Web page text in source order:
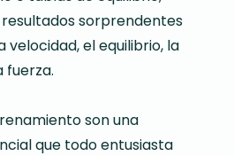
sorprendentes
velocidad, el equilibrio, la
fuerza.
son una
que todo entusiasta